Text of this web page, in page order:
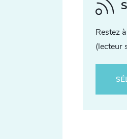
Restez
(lecteur